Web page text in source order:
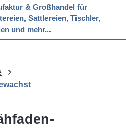
& Großhandel für
Sattlereien, Tischler,
und mehr...